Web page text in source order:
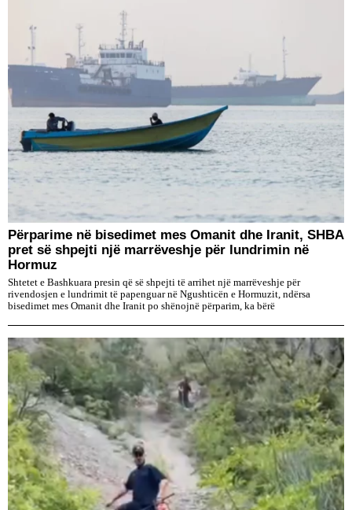
Përparime në bisedimet mes Omanit dhe Iranit, SHBA
pret së shpejti një marrëveshje për lundrimin në
Hormuz
Shtetet e Bashkuara presin që së shpejti të arrihet një marrëveshje për
rivendosjen e lundrimit të papenguar në Ngushticën e Hormuzit, ndërsa
bisedimet mes Omanit dhe Iranit po shënojnë përparim, ka bërë